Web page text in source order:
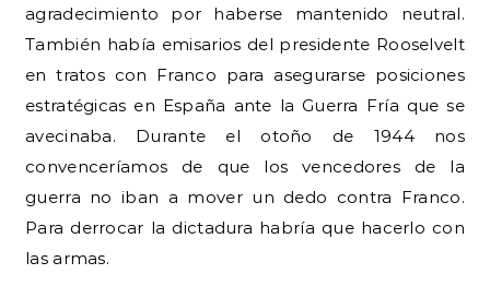
agradecimiento por haberse mantenido neutral.
También había emisarios del presidente Rooselvelt
en tratos con Franco para asegurarse posiciones
estratégicas en España ante la Guerra Fría que se
avecinaba. Durante el otoño de 1944 nos
convenceríamos de que los vencedores de la
guerra no iban a mover un dedo contra Franco.
Para derrocar la dictadura habría que hacerlo con
las armas.